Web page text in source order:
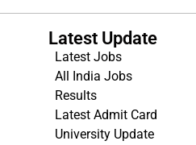
Latest Update
Latest Jobs
All India Jobs
Results
Latest Admit Card
University Update